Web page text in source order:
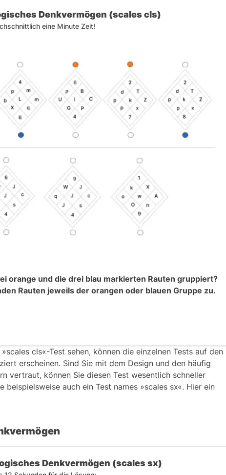
Denkvermögen (scales cls)
eine Minute Zeit!
orange und die drei blau markierten Rauten gruppiert?
Rauten jeweils der orangen oder blauen Gruppe zu.
cls«-Test sehen, können die einzelnen Tests auf den
erscheinen. Sind Sie mit dem Design und den häufig
vertraut, können Sie diesen Test wesentlich schneller
beispielsweise auch ein Test names »scales sx«. Hier ein
Denkvermögen (scales sx)